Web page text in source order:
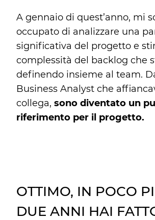
A gennaio di quest’anno, mi
occupato di analizzare una
significativa del progetto e
complessità del backlog che
definendo insieme al team.
Business Analyst che
collega, sono diventato un
riferimento per il progetto.
OTTIMO, IN POCO
DUE ANNI HAI